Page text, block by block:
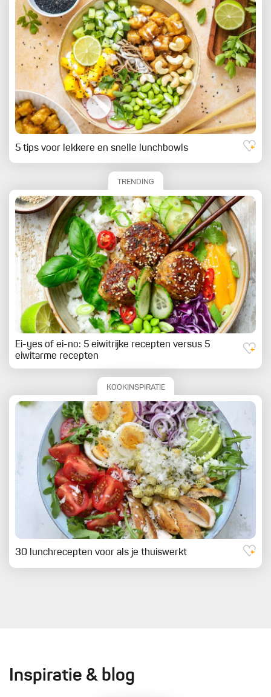
5 tips voor lekkere en snelle lunchbowls
TRENDING
Ei-yes of ei-no: 5 eiwitrijke recepten versus 5
eiwitarme recepten
KOOKINSPIRATIE
30 lunchrecepten voor als je thuiswerkt
Inspiratie & blog